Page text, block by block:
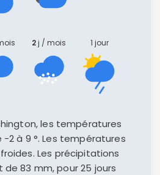
2j / mois 1 jour
les températures
2 à 9 °. Les températures
Les précipitations
83 mm, pour 25 jours